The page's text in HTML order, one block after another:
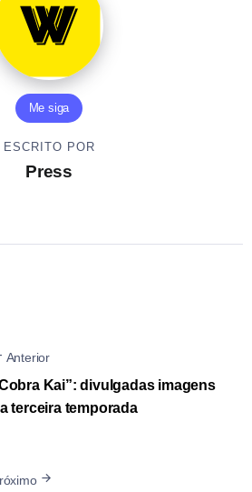
Me siga
ESCRITO POR
Press
Anterior
Kai”: divulgadas imagens
terceira temporada